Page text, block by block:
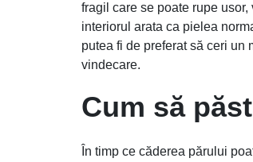
fragil care se poate rupe
interiorul arata ca pielea
putea fi de preferat să ceri un
vindecare.
Cum să
În timp ce căderea părului